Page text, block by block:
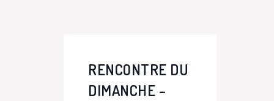
RENCONTRE DU
DIMANCHE –